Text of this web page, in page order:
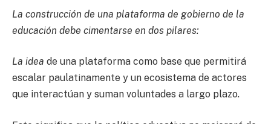
La construcción de una plataforma de gobierno de la
educación debe cimentarse en dos pilares:
La idea de una plataforma como base que permitirá
escalar paulatinamente y un ecosistema de actores
que interactúan y suman voluntades a largo plazo.